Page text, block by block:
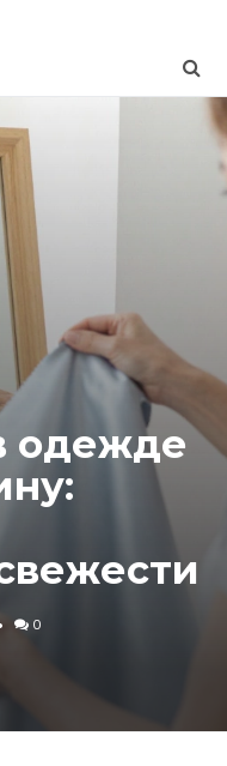
одежде
0